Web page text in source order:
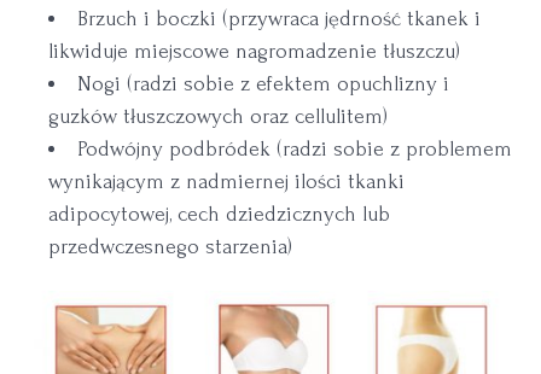
Brzuch i boczki (przywraca jędrność tkanek i
likwiduje miejscowe nagromadzenie tłuszczu)
Nogi (radzi sobie z efektem opuchlizny i
guzków tłuszczowych oraz cellulitem)
Podwójny podbródek (radzi sobie z problemem
wynikającym z nadmiernej ilości tkanki
adipocytowej, cech dziedzicznych lub
przedwczesnego starzenia)